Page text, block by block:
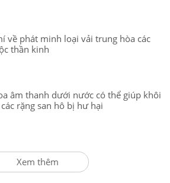
về phát minh loại vải trung hòa các
thần kinh
âm thanh dưới nước có thể giúp khôi
rặng san hô bị hư hại
Xem thêm